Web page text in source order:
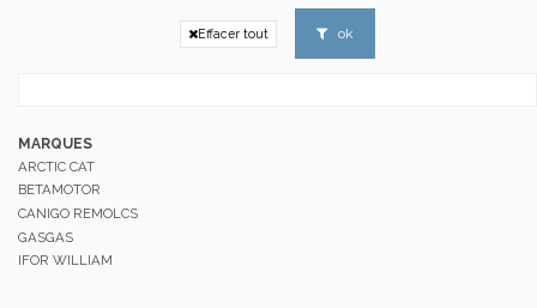
Effacer tout ok
MARQUES
ARCTIC CAT
BETAMOTOR
CANIGO REMOLCS
GASGAS
IFOR WILLIAM